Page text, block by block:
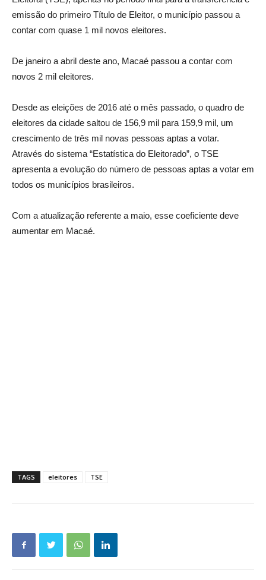
emissão do primeiro Título de Eleitor, o município passou a
contar com quase 1 mil novos eleitores.
De janeiro a abril deste ano, Macaé passou a contar com
novos 2 mil eleitores.
Desde as eleições de 2016 até o mês passado, o quadro de
eleitores da cidade saltou de 156,9 mil para 159,9 mil, um
crescimento de três mil novas pessoas aptas a votar.
Através do sistema “Estatística do Eleitorado”, o TSE
apresenta a evolução do número de pessoas aptas a votar em
todos os municípios brasileiros.
Com a atualização referente a maio, esse coeficiente deve
aumentar em Macaé.
TAGS eleitores TSE